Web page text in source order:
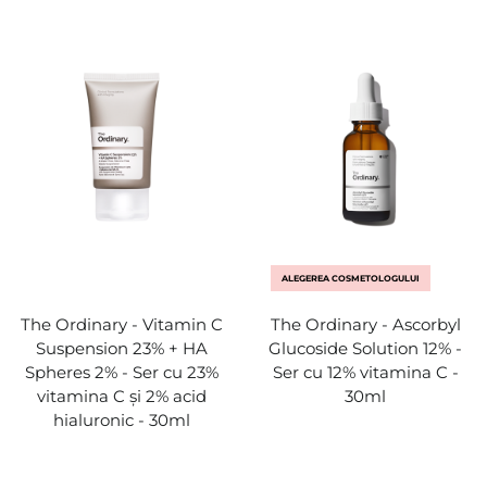
The Ordinary - Vitamin C
Suspension 23% + HA
Spheres 2% - Ser cu 23%
vitamina C și 2% acid
hialuronic - 30ml
ALEGEREA COSMETOLOGULUI
The Ordinary - Ascorbyl
Glucoside Solution 12% -
Ser cu 12% vitamina C -
30ml